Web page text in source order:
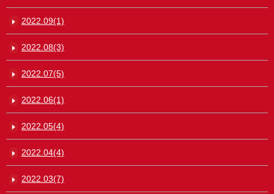
2022.09(1)
2022.08(3)
2022.07(5)
2022.06(1)
2022.05(4)
2022.04(4)
2022.03(7)